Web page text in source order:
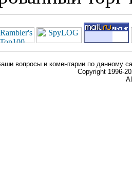
вопросы и коментарии по данному
Copyright 1996-